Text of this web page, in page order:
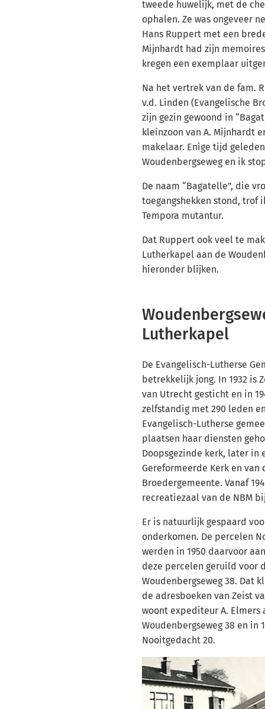
tweede huwelijk, met de
ophalen. Ze was ongeveer
Hans Ruppert met een
Mijnhardt had zijn
kregen een exemplaar
Na het vertrek van de fam.
v.d. Linden (Evangelische
zijn gezin gewoond in
kleinzoon van A. Mijnhardt
makelaar. Enige tijd
Woudenbergseweg en ik
De naam “Bagatelle”, die
toegangshekken stond, trof
Tempora mutantur.
Dat Ruppert ook veel te
Lutherkapel aan de
hieronder blijken.
Lutherkapel
De Evangelisch-Lutherse
betrekkelijk jong. In 1932 is
van Utrecht gesticht en in
zelfstandig met 290 leden
Evangelisch-Lutherse
plaatsen haar diensten
Doopsgezinde kerk, later in
Gereformeerde Kerk en van
Broedergemeente. Vanaf
recreatiezaal van de NBM
Er is natuurlijk gespaard
onderkomen. De percelen
werden in 1950 daarvoor
deze percelen geruild voor
Woudenbergseweg 38. Dat
de adresboeken van Zeist
woont expediteur A. Elmers
Woudenbergseweg 38 en in
Nooitgedacht 20.